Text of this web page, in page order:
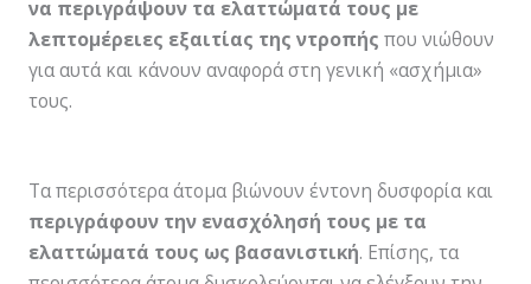
να περιγράψουν τα ελαττώματά τους µε
λεπτομέρειες εξαιτίας της ντροπής που νιώθουν
για αυτά και κάνουν αναφορά στη γενική «ασχήμια»
τους.
Τα περισσότερα άτομα βιώνουν έντονη δυσφορία και
περιγράφουν την ενασχόλησή τους µε τα
ελαττώματά τους ως βασανιστική. Επίσης, τα